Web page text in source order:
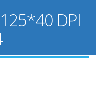
DPI